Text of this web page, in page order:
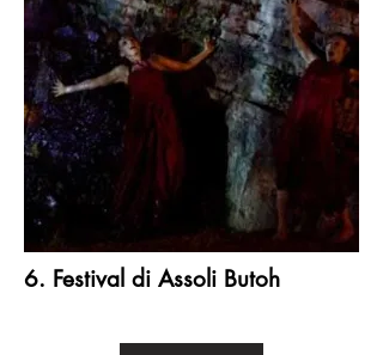
6. Festival di Assoli Butoh